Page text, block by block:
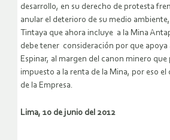
desarrollo, en su derecho de protesta
anular el deterioro de su medio
Tintaya que ahora incluye a la Mina
debe tener consideración por que apoya
Espinar, al margen del canon minero
impuesto a la renta de la Mina, por eso
de la Empresa.
Lima, 10 de junio del 2012